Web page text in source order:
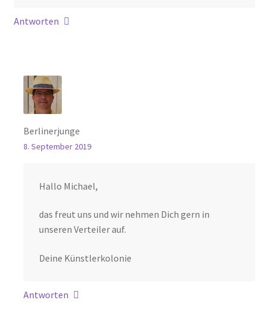
Antworten
Berlinerjunge
8. September 2019
Hallo Michael,
das freut uns und wir nehmen Dich gern in
unseren Verteiler auf.
Deine Künstlerkolonie
Antworten